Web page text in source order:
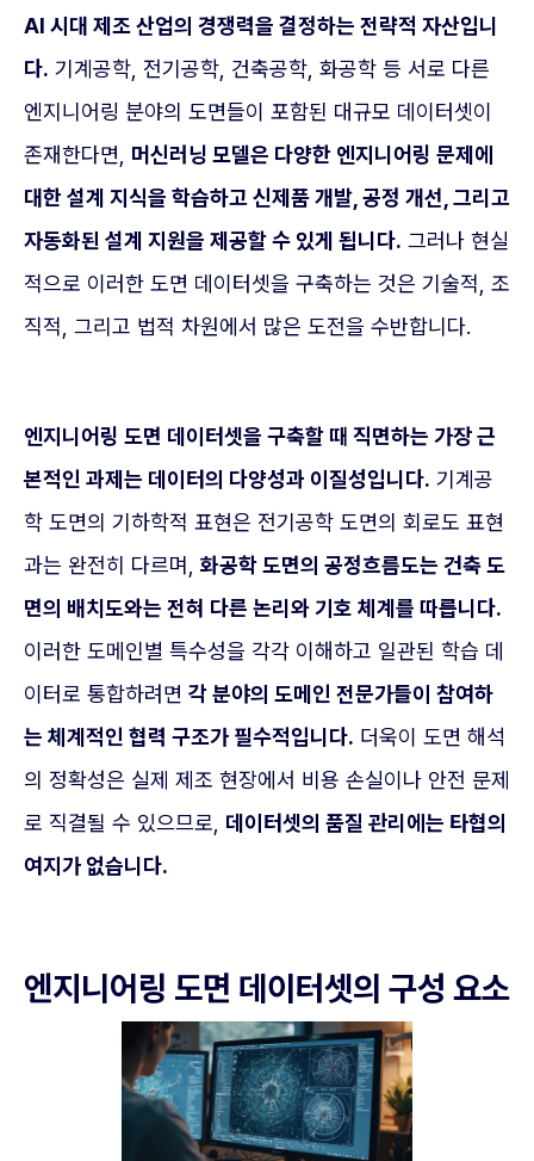
AI 시대 제조 산업의 경쟁력을 결정하는 전략적 자산입니
다. 기계공학, 전기공학, 건축공학, 화공학 등 서로 다른
엔지니어링 분야의 도면들이 포함된 대규모 데이터셋이
존재한다면, 머신러닝 모델은 다양한 엔지니어링 문제에
대한 설계 지식을 학습하고 신제품 개발, 공정 개선, 그리고
자동화된 설계 지원을 제공할 수 있게 됩니다. 그러나 현실
적으로 이러한 도면 데이터셋을 구축하는 것은 기술적, 조
직적, 그리고 법적 차원에서 많은 도전을 수반합니다.
엔지니어링 도면 데이터셋을 구축할 때 직면하는 가장 근
본적인 과제는 데이터의 다양성과 이질성입니다. 기계공
학 도면의 기하학적 표현은 전기공학 도면의 회로도 표현
과는 완전히 다르며, 화공학 도면의 공정흐름도는 건축 도
면의 배치도와는 전혀 다른 논리와 기호 체계를 따릅니다.
이러한 도메인별 특수성을 각각 이해하고 일관된 학습 데
이터로 통합하려면 각 분야의 도메인 전문가들이 참여하
는 체계적인 협력 구조가 필수적입니다. 더욱이 도면 해석
의 정확성은 실제 제조 현장에서 비용 손실이나 안전 문제
로 직결될 수 있으므로, 데이터셋의 품질 관리에는 타협의
여지가 없습니다.
엔지니어링 도면 데이터셋의 구성 요소